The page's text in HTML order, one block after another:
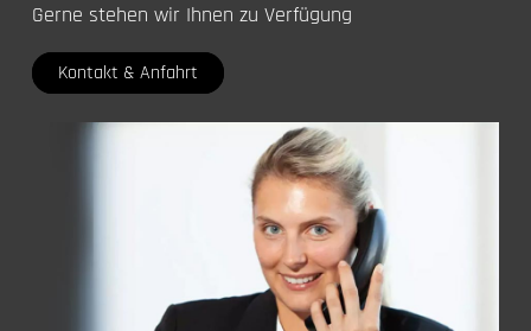
Gerne stehen wir Ihnen zu Verfügung
Kontakt & Anfahrt